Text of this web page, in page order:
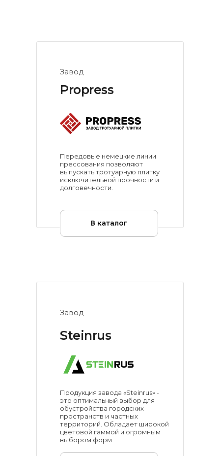
Propress
Завод
В каталог
Steinrus
Продукция завода «Steinrus» -
это оптимальный выбор для
обустройства городских
пространств и частных
территорий. Обладает широкой
цветовой гаммой и огромным
выбором форм
Передовые немецкие линии
прессования позволяют
выпускать тротуарную плитку
исключительной прочности и
долговечности.
Завод